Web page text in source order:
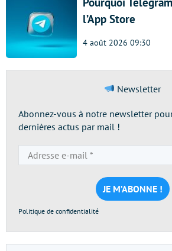
l’App Store
4 août 2026 09:30
Newsletter
Abonnez-vous à notre newsletter
dernières actus par mail !
e-
mail
*
Politique de confidentialité